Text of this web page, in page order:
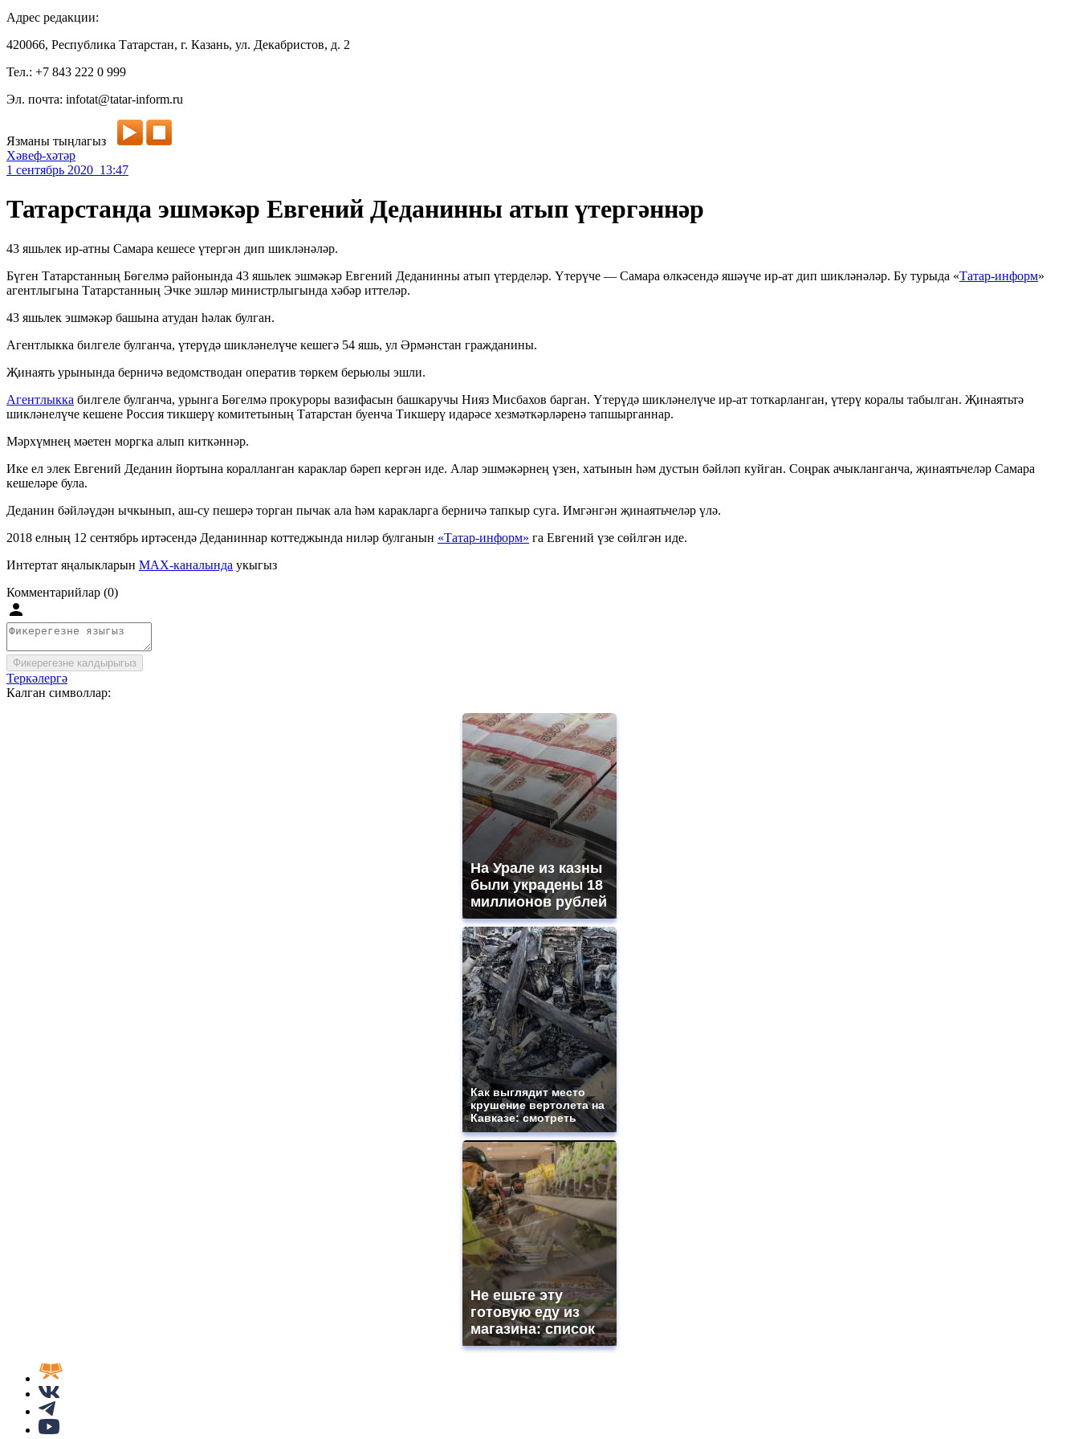
Адрес редакции:
420066, Республика Татарстан, г. Казань, ул. Декабристов, д. 2
Тел.: +7 843 222 0 999
Эл. почта: infotat@tatar-inform.ru
Язманы тыңлагыз
Хәвеф-хәтәр
1 сентябрь 2020 13:47
Татарстанда эшмәкәр Евгений Деданинны атып үтергәннәр
43 яшьлек ир-атны Самара кешесе үтергән дип шикләнәләр.
Бүген Татарстанның Бөгелмә районында 43 яшьлек эшмәкәр Евгений Деданинны атып үтерделәр. Үтерүче — Самара өлкәсендә яшәүче ир-ат дип шикләнәләр. Бу турыда «Татар-информ»
агентлыгына Татарстанның Эчке эшләр министрлыгында хәбәр иттеләр.
43 яшьлек эшмәкәр башына атудан һәлак булган.
Агентлыкка билгеле булганча, үтерүдә шикләнелүче кешегә 54 яшь, ул Әрмәнстан гражданины.
Җинаять урынында берничә ведомстводан оператив төркем берьюлы эшли.
Агентлыкка билгеле булганча, урынга Бөгелмә прокуроры вазифасын башкаручы Нияз Мисбахов барган. Үтерүдә шикләнелүче ир-ат тоткарланган, үтерү коралы табылган. Җинаятьтә
шикләнелүче кешене Россия тикшерү комитетының Татарстан буенча Тикшерү идарәсе хезмәткәрләренә тапшырганнар.
Мәрхүмнең мәетен моргка алып киткәннәр.
Ике ел элек Евгений Деданин йортына коралланган караклар бәреп кергән иде. Алар эшмәкәрнең үзен, хатынын һәм дустын бәйләп куйган. Соңрак ачыкланганча, җинаятьчеләр Самара
кешеләре була.
Деданин бәйләүдән ычкынып, аш-су пешерә торган пычак ала һәм каракларга берничә тапкыр суга. Имгәнгән җинаятьчеләр үлә.
2018 елның 12 сентябрь иртәсендә Деданиннар коттеджында ниләр булганын «Татар-информ» га Евгений үзе сөйлгән иде.
Интертат яңалыкларын MAX-каналында укыгыз
Комментарийлар (0)
Фикерегезне калдырыгыз
Теркәлергә
Калган символлар:
На Урале из казны
были украдены 18
миллионов рублей
Как выглядит место
крушение вертолета на
Кавказе: смотреть
Не ешьте эту
готовую еду из
магазина: список